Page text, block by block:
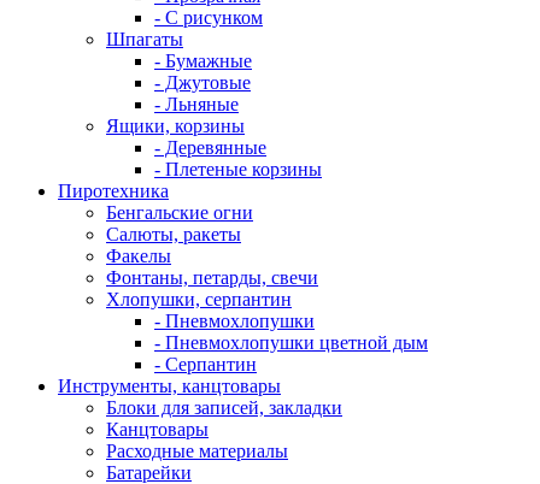
- С рисунком
Шпагаты
- Бумажные
- Джутовые
- Льняные
Ящики, корзины
- Деревянные
- Плетеные корзины
Пиротехника
Бенгальские огни
Салюты, ракеты
Факелы
Фонтаны, петарды, свечи
Хлопушки, серпантин
- Пневмохлопушки
- Пневмохлопушки цветной дым
- Серпантин
Инструменты, канцтовары
Блоки для записей, закладки
Канцтовары
Расходные материалы
Батарейки